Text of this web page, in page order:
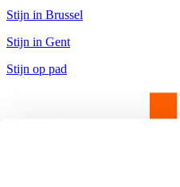
Stijn in Brussel
Stijn in Gent
Stijn op pad